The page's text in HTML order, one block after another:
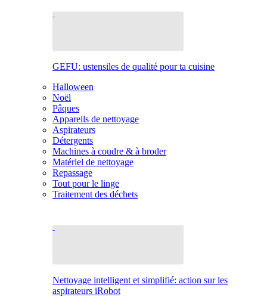
GEFU: ustensiles de qualité pour ta cuisine
Halloween
Noël
Pâques
Appareils de nettoyage
Aspirateurs
Détergents
Machines à coudre & à broder
Matériel de nettoyage
Repassage
Tout pour le linge
Traitement des déchets
Nettoyage intelligent et simplifié: action sur les
aspirateurs iRobot